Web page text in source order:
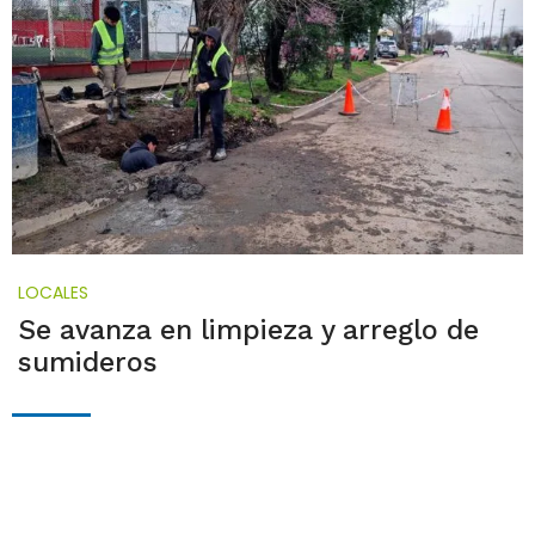
LOCALES
Se avanza en limpieza y arreglo de
sumideros